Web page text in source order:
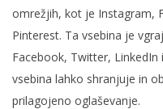
omrežjih, kot je Instagram,
Pinterest. Ta vsebina je
Facebook, Twitter,
vsebina lahko shranjuje in
prilagojeno oglaševanje.